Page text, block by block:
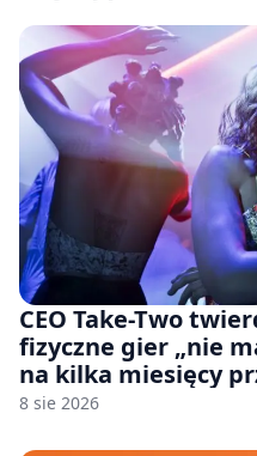
CEO Take-Two
fizyczne gier „nie
na kilka miesięcy
8 sie 2026